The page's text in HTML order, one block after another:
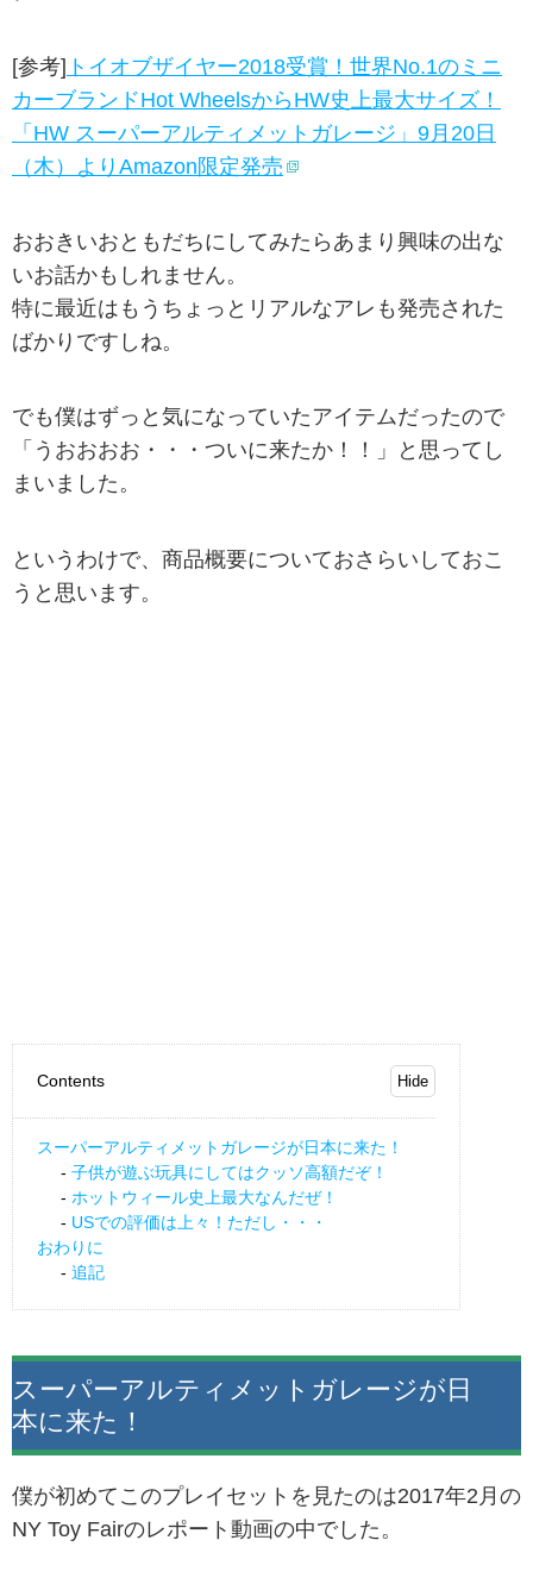
[参考] トイオブザイヤー2018受賞！世界No.1のミニ
カーブランドHot WheelsからHW史上最大サイズ！
「HW スーパーアルティメットガレージ」9月20日
（木）よりAmazon限定発売
おおきいおともだちにしてみたらあまり興味の出な
いお話かもしれません。
特に最近はもうちょっとリアルなアレも発売された
ばかりですしね。
でも僕はずっと気になっていたアイテムだったので
「うおおおお・・・ついに来たか！！」と思ってし
まいました。
というわけで、商品概要についておさらいしておこ
うと思います。
Contents
スーパーアルティメットガレージが日本に来た！
子供が遊ぶ玩具にしてはクッソ高額だぞ！
ホットウィール史上最大なんだぜ！
USでの評価は上々！ただし・・・
おわりに
追記
スーパーアルティメットガレージが日
本に来た！
僕が初めてこのプレイセットを見たのは2017年2月の
NY Toy Fairのレポート動画の中でした。